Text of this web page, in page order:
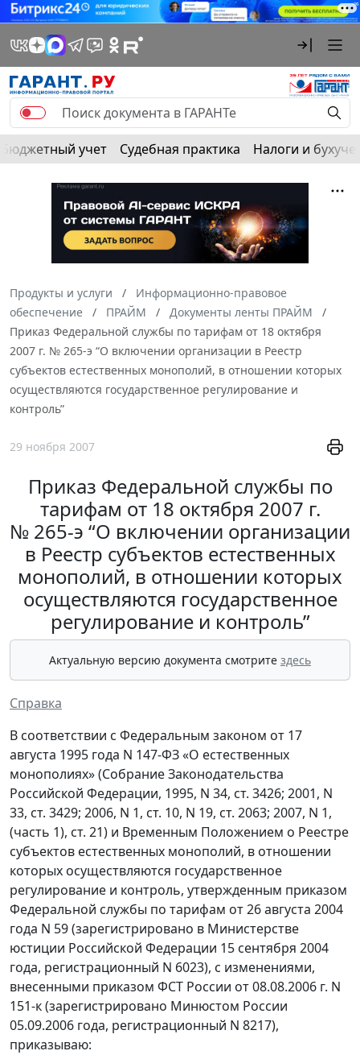
Бюджетный учет Судебная практика Налоги и
Продукты и услуги
Информационно-правовое
обеспечение
ПРАЙМ
Документы ленты ПРАЙМ
Приказ Федеральной службы по тарифам от 18 октября
2007 г. № 265-э “О включении организации в Реестр
субъектов естественных монополий, в отношении которых
осуществляются государственное регулирование и
контроль”
29 ноября 2007
Приказ Федеральной службы по
тарифам от 18 октября 2007 г.
№ 265-э “О включении организации
в Реестр субъектов естественных
монополий, в отношении которых
осуществляются государственное
регулирование и контроль”
Актуальную версию документа смотрите здесь
Справка
В соответствии с Федеральным законом от 17
августа 1995 года N 147-ФЗ «О естественных
монополиях» (Собрание Законодательства
Российской Федерации, 1995, N 34, ст. 3426; 2001, N
33, ст. 3429; 2006, N 1, ст. 10, N 19, ст. 2063; 2007, N 1,
(часть 1), ст. 21) и Временным Положением о Реестре
субъектов естественных монополий, в отношении
которых осуществляются государственное
регулирование и контроль, утвержденным приказом
Федеральной службы по тарифам от 26 августа 2004
года N 59 (зарегистрировано в Министерстве
юстиции Российской Федерации 15 сентября 2004
года, регистрационный N 6023), с изменениями,
внесенными приказом ФСТ России от 08.08.2006 г. N
151-к (зарегистрировано Минюстом России
05.09.2006 года, регистрационный N 8217),
приказываю: